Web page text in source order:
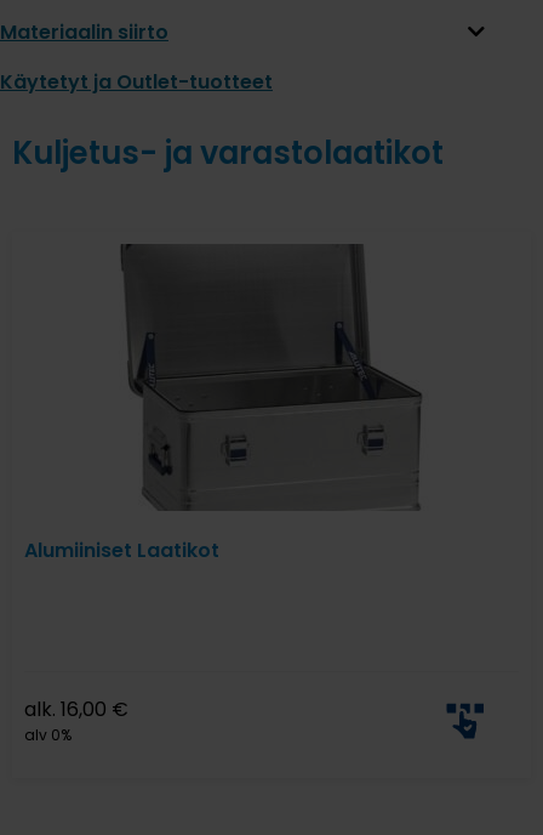
Materiaalin siirto
Käytetyt ja Outlet-tuotteet
Kuljetus- ja varastolaatikot
Alumiiniset Laatikot
alk. 16,00 €
alv 0%